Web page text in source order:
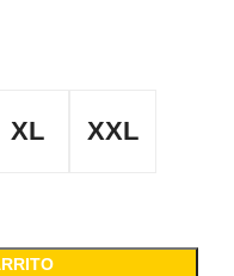
XL XXL